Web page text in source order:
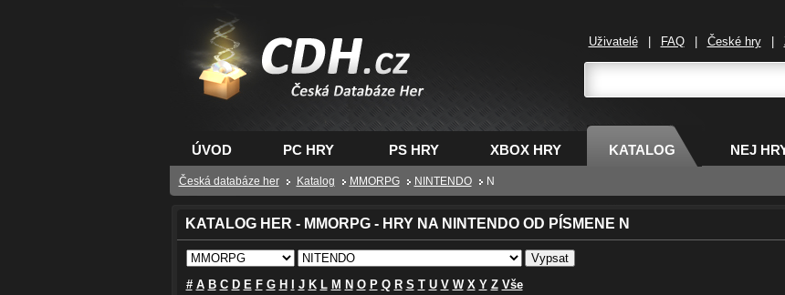
CDH.cz - hry na PC,
PS, XBOX - Česká
databáze her
Uživatelé FAQ České hry
ÚVOD PC HRY PS HRY XBOX HRY KATALOG NEJ
Česká databáze her Katalog MMORPG NINTENDO N
KATALOG HER - MMORPG - HRY NA NINTENDO OD PÍSMENE N
# A B C D E F G H J K L M N O P Q R S T U V W X Y Z Vše